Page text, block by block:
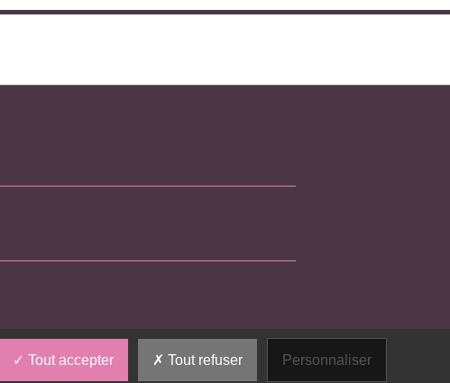
Tout accepter Tout refuser Personnaliser